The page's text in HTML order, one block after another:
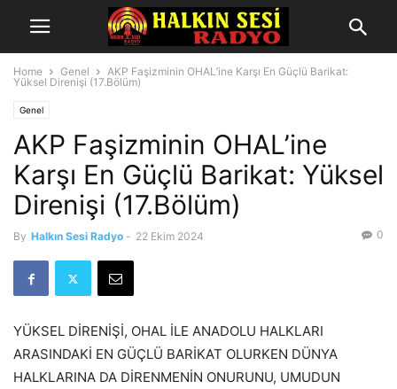
Home Genel
AKP Faşizminin OHAL’ine Karşı En Güçlü Barikat:
Yüksel Direnişi (17.Bölüm)
Genel
AKP Faşizminin OHAL’ine
Karşı En Güçlü Barikat: Yüksel
Direnişi (17.Bölüm)
By Halkın Sesi Radyo - 22 Ekim 2024 0
YÜKSEL DİRENİŞİ, OHAL İLE ANADOLU HALKLARI
ARASINDAKİ EN GÜÇLÜ BARİKAT OLURKEN DÜNYA
HALKLARINA DA DİRENMENİN ONURUNU, UMUDUN